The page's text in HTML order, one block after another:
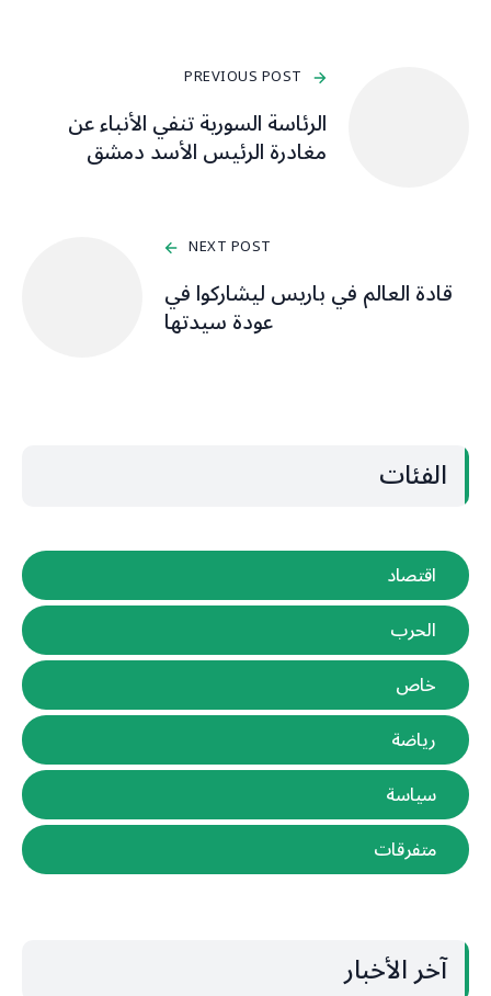
PREVIOUS POST
الرئاسة السورية تنفي الأنباء عن
مغادرة الرئيس الأسد دمشق
NEXT POST
قادة العالم في باريس ليشاركوا في
عودة سيدتها
الفئات
اقتصاد
الحرب
خاص
رياضة
سياسة
متفرقات
آخر الأخبار